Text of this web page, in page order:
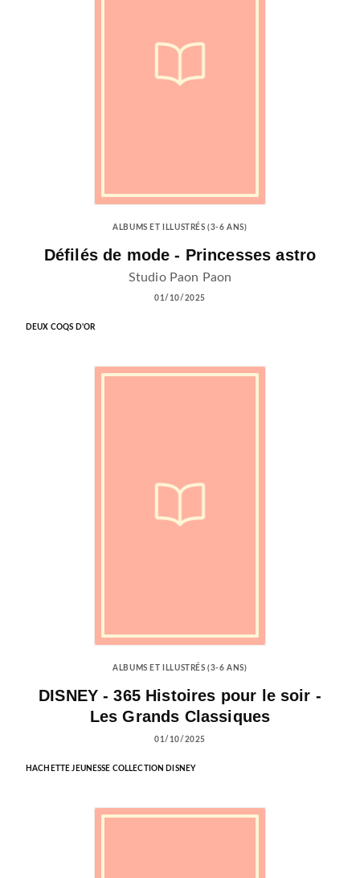
ALBUMS ET ILLUSTRÉS (3-6 ANS)
Défilés de mode - Princesses astro
Studio Paon Paon
01/10/2025
DEUX COQS D'OR
ALBUMS ET ILLUSTRÉS (3-6 ANS)
DISNEY - 365 Histoires pour le soir -
Les Grands Classiques
01/10/2025
HACHETTE JEUNESSE COLLECTION DISNEY